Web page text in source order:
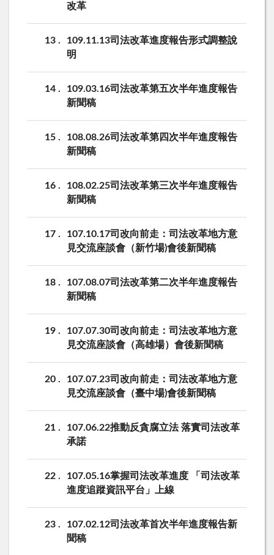
改革
13
109.11.13司法改革進度報告形式調整說
明
14
109.03.16司法改革第五次半年進度報告
新聞稿
15
108.08.26司法改革第四次半年進度報告
新聞稿
16
108.02.25司法改革第三次半年進度報告
新聞稿
17
107.10.17司改向前走：司法改革地方意
見交流座談會（新竹場)會後新聞稿
18
107.08.07司法改革第二次半年進度報告
新聞稿
19
107.07.30司改向前走：司法改革地方意
見交流座談會（高雄場）會後新聞稿
20
107.07.23司改向前走：司法改革地方意
見交流座談會（臺中場)會後新聞稿
21
107.06.22推動反貪腐立法 落實司法改革
承諾
22
107.05.16掌握司法改革進度 「司法改革
進度追蹤資訊平台」上線
23
107.02.12司法改革首次半年進度報告新
聞稿